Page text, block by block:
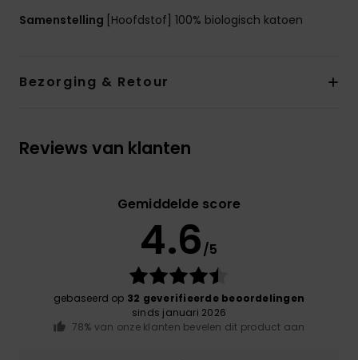
Samenstelling [Hoofdstof] 100% biologisch katoen
Bezorging & Retour
Reviews van klanten
Gemiddelde score
4.6/5
gebaseerd op 32 geverifieerde beoordelingen
sinds januari 2026
78% van onze klanten bevelen dit product aan